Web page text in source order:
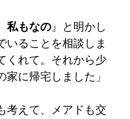
私もなの 』と明かし
いることを相談しま
くれて。それから少
家に帰宅しました」
考えて、メアドも交